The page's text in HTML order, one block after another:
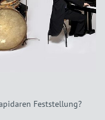
Feststellung?